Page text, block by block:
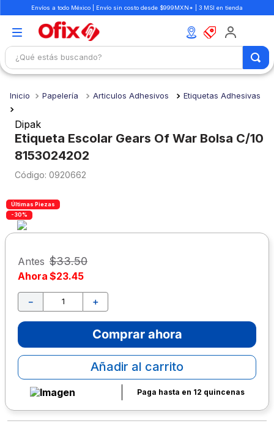
Envíos a todo México | Envío sin costo desde $999MXN* | 3 MSI en tienda
¿Qué estás buscando?
Papelería Articulos Adhesivos Etiquetas Adhesivas
Dipak
Etiqueta Escolar Gears Of War Bolsa C/10
8153024202
: 0920662
Últimas Piezas
-30%
Antes $33.50
Ahora $23.45
＋
－
Comprar ahora
Añadir al carrito
Paga hasta en 12 quincenas
1.
mochilas
2.
libretas
3.
cuaderno
6.
boligrafo
7.
9.
escritorio
10. lapiz